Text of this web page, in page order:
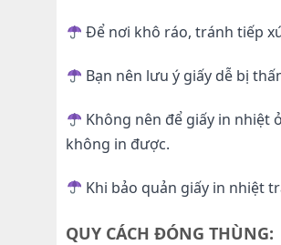
Để nơi khô ráo, tránh tiếp
Bạn nên lưu ý giấy dễ bị
Không nên để giấy in nhiệt
không in được.
Khi bảo quản giấy in nhiệt
QUY CÁCH ĐÓNG THÙNG: